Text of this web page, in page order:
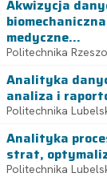
Akwizycja
medyczne...
Politechnika
Analityka
analiza i
Politechnika
Analityka
strat,
Politechnika